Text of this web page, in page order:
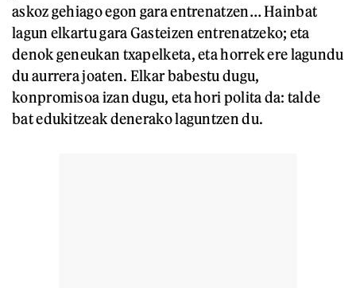
askoz gehiago egon gara entrenatzen… Hainbat
lagun elkartu gara Gasteizen entrenatzeko; eta
denok geneukan txapelketa, eta horrek ere lagundu
du aurrera joaten. Elkar babestu dugu,
konpromisoa izan dugu, eta hori polita da: talde
bat edukitzeak denerako laguntzen du.